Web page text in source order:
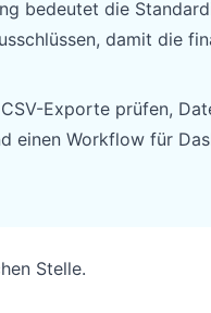
bedeutet die
damit die
Exporte prüfen,
einen Workflow für
Stelle.